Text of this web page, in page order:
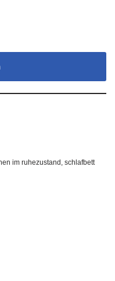
im ruhezustand , schlafbett